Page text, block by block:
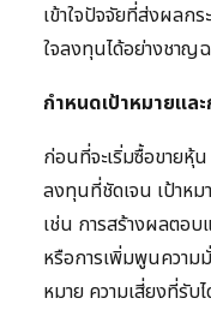
เข้าใจปัจจัยที่ส่งผลก
ใจลงทุนได้อย่างชาญ
กำหนดเป้าหมายแล
ก่อนที่จะเริ่มซื้อขายหุ้
ลงทุนที่ชัดเจน เป้าหม
เช่น การสร้างผลตอบ
หรือการเพิ่มพูนควา
หมาย ความเสี่ยงที่รับไ